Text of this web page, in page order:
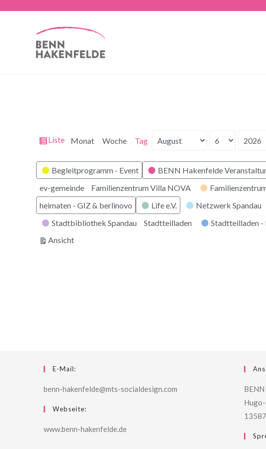
Ansicht
Liste Monat Woche Tag
Monat
Tag
Jahr
Kategorien
Begleitprogramm - Event BENN Hakenfelde
ev-gemeinde
Familienzentrum Villa NOVA
heimaten - GIZ & berlinovo
Life e.V. Netzwerk Spandau
Stadtbibliothek Spandau
Stadtteilladen Stadtteilladen -
Ansichtausdrucken
E-Mail:
benn-hakenfelde@mts-socialdesign.com
Webseite:
www.benn-hakenfelde.de